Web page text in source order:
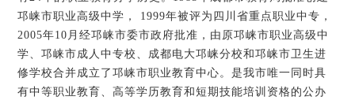
邛崃市职业高级中学， 1999年被评为四川省重点职业中专，
2005年10月经邛崃市委市政府批准，由原邛崃市职业高级中
学、邛崃市成人中专校、成都电大邛崃分校和邛崃市卫生进
修学校合并成立了邛崃市职业教育中心。是我市唯一同时具
有中等职业教育、高等学历教育和短期技能培训资格的公办